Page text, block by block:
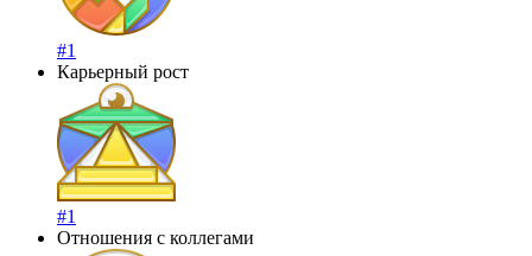
#1
Карьерный рост
#1
Отношения с коллегами